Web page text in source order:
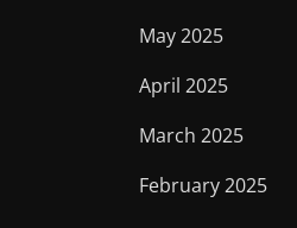
May 2025
April 2025
March 2025
February 2025